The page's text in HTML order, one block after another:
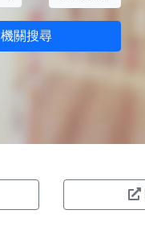
機關搜尋